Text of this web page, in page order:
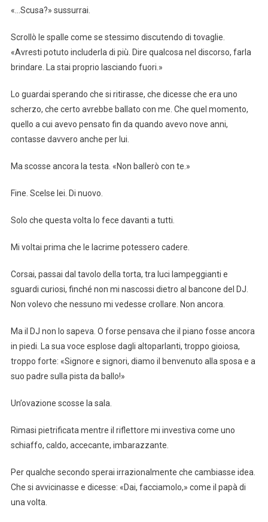
«…Scusa?» sussurrai.
Scrollò le spalle come se stessimo discutendo di tovaglie.
«Avresti potuto includerla di più. Dire qualcosa nel discorso, farla
brindare. La stai proprio lasciando fuori.»
Lo guardai sperando che si ritirasse, che dicesse che era uno
scherzo, che certo avrebbe ballato con me. Che quel momento,
quello a cui avevo pensato fin da quando avevo nove anni,
contasse davvero anche per lui.
Ma scosse ancora la testa. «Non ballerò con te.»
Fine. Scelse lei. Di nuovo.
Solo che questa volta lo fece davanti a tutti.
Mi voltai prima che le lacrime potessero cadere.
Corsai, passai dal tavolo della torta, tra luci lampeggianti e
sguardi curiosi, finché non mi nascossi dietro al bancone del DJ.
Non volevo che nessuno mi vedesse crollare. Non ancora.
Ma il DJ non lo sapeva. O forse pensava che il piano fosse ancora
in piedi. La sua voce esplose dagli altoparlanti, troppo gioiosa,
troppo forte: «Signore e signori, diamo il benvenuto alla sposa e a
suo padre sulla pista da ballo!»
Un’ovazione scosse la sala.
Rimasi pietrificata mentre il riflettore mi investiva come uno
schiaffo, caldo, accecante, imbarazzante.
Per qualche secondo sperai irrazionalmente che cambiasse idea.
Che si avvicinasse e dicesse: «Dai, facciamolo,» come il papà di
una volta.